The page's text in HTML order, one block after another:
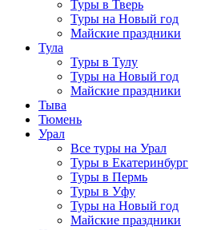
Туры в Тверь
Туры на Новый год
Майские праздники
Тула
Туры в Тулу
Туры на Новый год
Майские праздники
Тыва
Тюмень
Урал
Все туры на Урал
Туры в Екатеринбург
Туры в Пермь
Туры в Уфу
Туры на Новый год
Майские праздники